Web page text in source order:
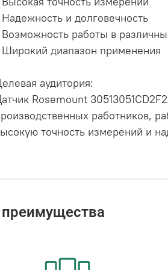
и долговечность
работы в
диапазон применения
аудитория:
Rosemount
работников,
точность измерений и